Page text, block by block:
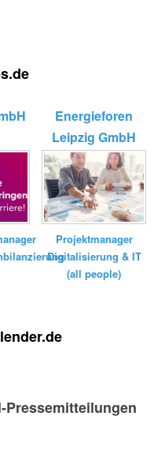
Energieforen
Leipzig GmbH
Projektmanager
Digitalisierung & IT
(all people)
Pressemitteilungen